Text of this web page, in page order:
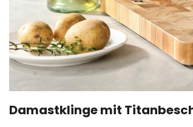
Damastklinge mit